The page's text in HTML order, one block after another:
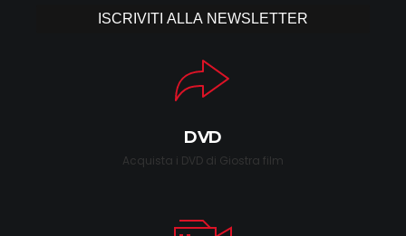
DVD
Acquista i DVD di Giostra film